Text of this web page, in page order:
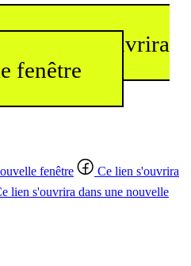
Ce lien s'ouvrira
fenêtre
fenêtre
Ce lien s'ouvrira
lien s'ouvrira dans une nouvelle